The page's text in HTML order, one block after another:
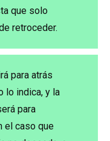
que solo
retroceder.
para atrás
lo indica, y la
para
el caso que